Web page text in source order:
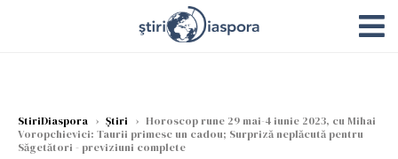
StiriDiaspora › Știri › Horoscop rune 29 mai-4 iunie 2023, cu Mihai
Voropchievici: Taurii primesc un cadou; Surpriză neplăcută pentru
Săgetători - previziuni complete